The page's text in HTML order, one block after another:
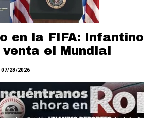
en la FIFA: Infantino
el Mundial
07/28/2026